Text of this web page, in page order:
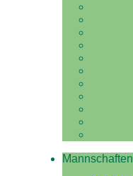
Mannschaften